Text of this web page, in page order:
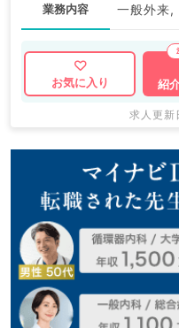
業務内容
お気に入り
紹
求人更